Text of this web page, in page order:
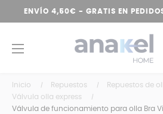
ENVÍO 4,50€ - GRATIS EN
Navegación
☰
Inicio Repuestos
Repuestos de
Válvula olla express
Válvula de funcionamiento para olla Bra